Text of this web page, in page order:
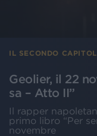
IL SECONDO
Geolier, il 22
sa – Atto II”
Il rapper
primo libro “Per
novembre